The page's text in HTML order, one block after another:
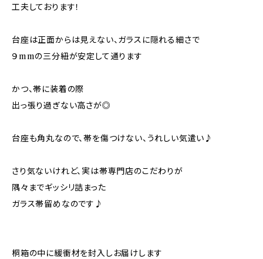
工夫しております！
台座は正面からは見えない、ガラスに隠れる細さで
９mmの三分紐が安定して通ります
かつ、帯に装着の際
出っ張り過ぎない高さが◎
台座も角丸なので、帯を傷つけない、うれしい気遣い♪
さり気ないけれど、実は帯専門店のこだわりが
隅々までギッシリ詰まった
ガラス帯留めなのです♪
桐箱の中に緩衝材を封入しお届けします